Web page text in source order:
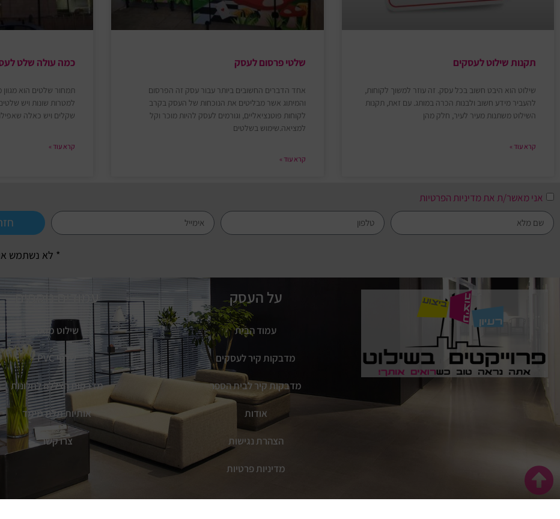
תקנות שילוט לעסקים
שילוט הוא היבט חשוב בכל עסק. זה עוזר למשוך לקוחות,
להעביר מידע חשוב ולבנות הכרה במותג. עם זאת, תקנות
השילוט משתנות מעיר לעיר, חלק מהן
קרא עוד »
שלטי פרסום לעסק
אחד הדברים החשובים ביותר עבור עסק זה הפרסום
והמיתוג אשר מבליטים את הנוכחות של העסק בקרב
לקוחות פוטנציאליים, וגורמים לעסק להיות מוכר וקל
למציאה.שימוש בשלטים
קרא עוד »
כמה עולה שלט
תמחור שלטים הוא מגוון
למטרות שונות ויש
שקלים ויש כאלה
קרא עוד »
אני מאשר/ת את מדיניות הפרטיות
* לא נשתמש
על העסק
עמוד הבית
מדבקות קיר לעסקים
מדבקות קיר לבית הספר
אודות
הצהרת נגישות
מדיניות פרטיות
עמודים נוספים
שילוט מואר
שלטי PVC
מדבקות הצללה לחלונות
אותיות תלת מימד
צרו קשר